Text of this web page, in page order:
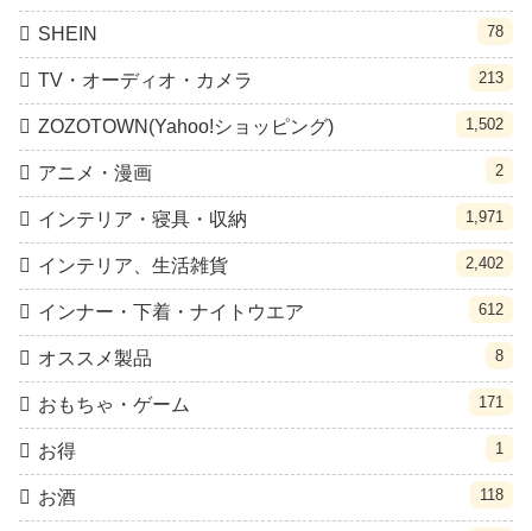
SHEIN 78
TV・オーディオ・カメラ 213
ZOZOTOWN(Yahoo!ショッピング) 1,502
アニメ・漫画 2
インテリア・寝具・収納 1,971
インテリア、生活雑貨 2,402
インナー・下着・ナイトウエア 612
オススメ製品 8
おもちゃ・ゲーム 171
お得 1
お酒 118